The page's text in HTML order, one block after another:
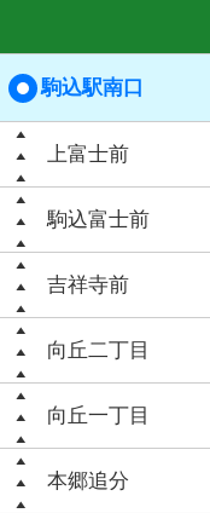
駒込駅南口
上富士前
駒込富士前
吉祥寺前
向丘二丁目
向丘一丁目
本郷追分